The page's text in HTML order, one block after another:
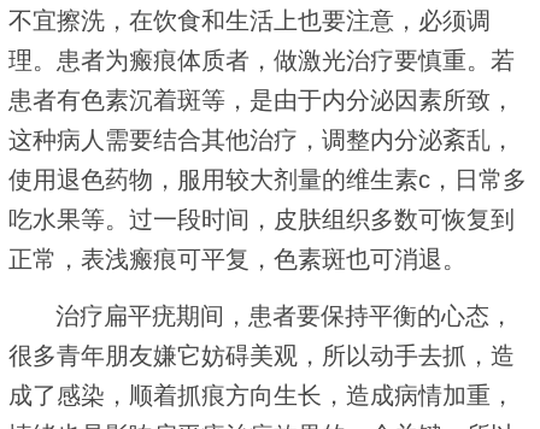
不宜擦洗，在饮食和生活上也要注意，必须调
理。患者为瘢痕体质者，做激光治疗要慎重。若
患者有色素沉着斑等，是由于内分泌因素所致，
这种病人需要结合其他治疗，调整内分泌紊乱，
使用退色药物，服用较大剂量的维生素c，日常多
吃水果等。过一段时间，皮肤组织多数可恢复到
正常，表浅瘢痕可平复，色素斑也可消退。
治疗扁平疣期间，患者要保持平衡的心态，
很多青年朋友嫌它妨碍美观，所以动手去抓，造
成了感染，顺着抓痕方向生长，造成病情加重，